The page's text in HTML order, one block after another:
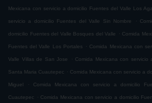
Mexicana con servicio a domicilio Fuentes del Valle Los
servicio a domicilio Fuentes del Valle Sin Nombre .
domicilio Fuentes del Valle Bosques del Valle . Comida
Fuentes del Valle Los Portales . Comida Mexicana con
Valle Villas de San Jose . Comida Mexicana con servicio
Santa Maria Cuautepec . Comida Mexicana con servicio a
Miguel . Comida Mexicana con servicio a domicilio
Cuautepec . Comida Mexicana con servicio a domicilio